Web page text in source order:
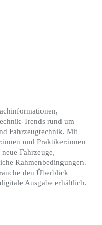
Trends rund um
Fahrzeugtechnik. Mit
und Praktiker:innen
Fahrzeuge,
Rahmenbedingungen.
den Überblick
Ausgabe erhältlich.